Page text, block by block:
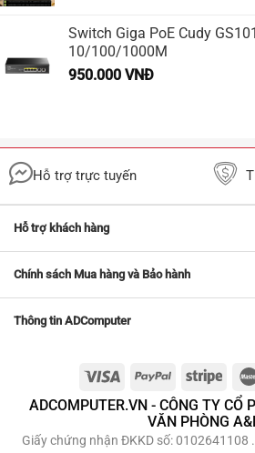
Switch Giga PoE Cudy
10/100/1000M
950.000 VNĐ
Hỗ trợ trực tuyến
Hỗ trợ khách hàng
Chính sách Mua hàng và Bảo hành
Thông tin ADComputer
ADCOMPUTER.VN - CÔNG TY CỔ
VĂN PHÒNG
Giấy chứng nhận ĐKKD số: 0102641108